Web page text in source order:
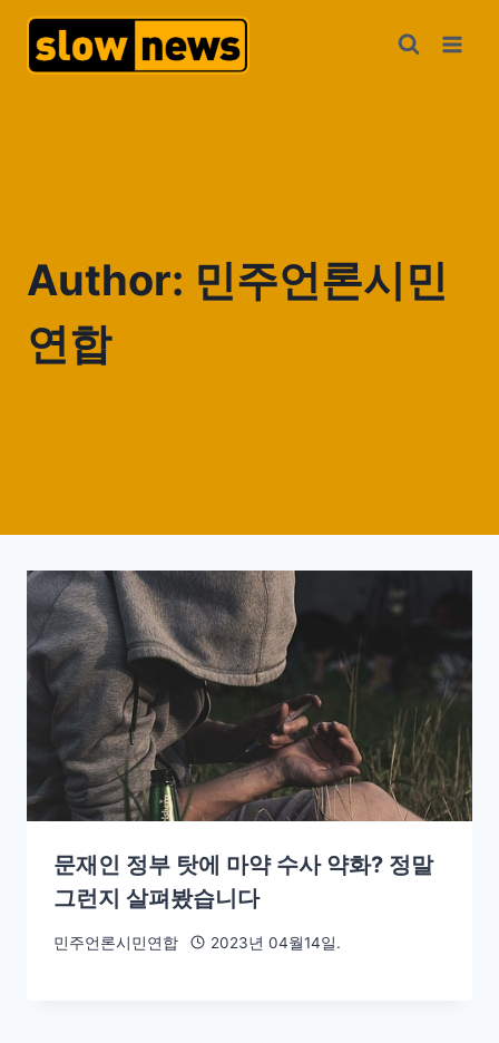
Author: 민주언론시민
연합
문재인 정부 탓에 마약 수사 약화? 정말
그런지 살펴봤습니다
민주언론시민연합 2023년 04월14일.